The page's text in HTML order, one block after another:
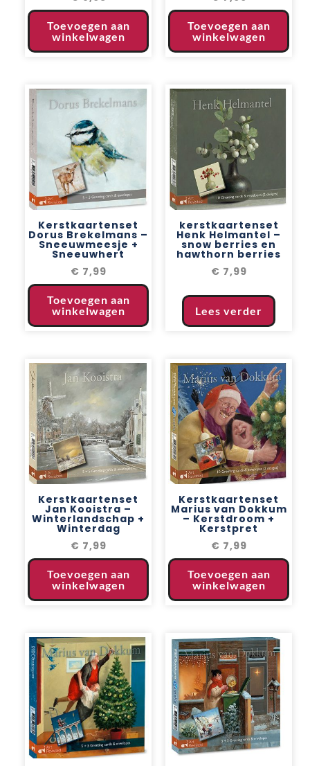
Toevoegen aan
winkelwagen
Toevoegen aan
winkelwagen
Kerstkaartenset
Dorus Brekelmans –
Sneeuwmeesje +
Sneeuwhert
€ 7,99
Toevoegen aan
winkelwagen
kerstkaartenset
Henk Helmantel –
snow berries en
hawthorn berries
€ 7,99
Lees verder
Kerstkaartenset
Jan Kooistra –
Winterlandschap +
Winterdag
€ 7,99
Toevoegen aan
winkelwagen
Kerstkaartenset
Marius van Dokkum
– Kerstdroom +
Kerstpret
€ 7,99
Toevoegen aan
winkelwagen